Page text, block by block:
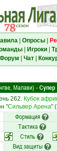
| Опросы|
| Игроки|
Форум Чат|
Малави) - Супер
262. Кубок
"Сильвер Арена"
Формация
Тактика
Стиль
Вид защиты